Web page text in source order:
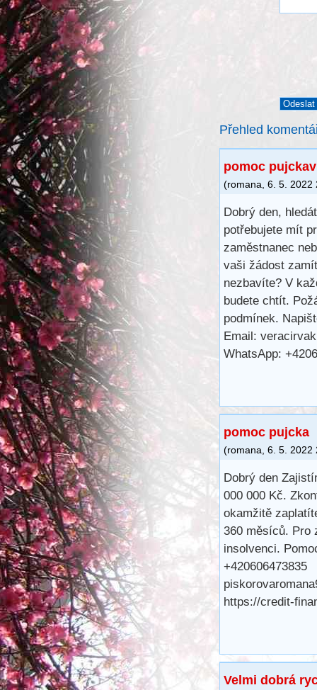
Přehled
pomoc
(romana 6. 5. 2022
Dobrý den,
potřebujete mít
zaměstnanec
vaši žádost
nezbavíte? V
budete chtít.
podmínek.
Email:
WhatsApp:
pomoc pujcka
(romana 6. 5. 2022
Dobrý den
000 000 Kč.
okamžitě
360 měsíců. Pro
insolvenci.
+420606473835
https://credit-
Velmi dobrá